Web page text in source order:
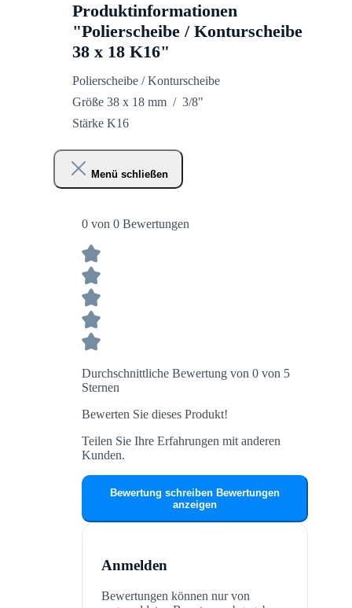
Produktinformationen
"Polierscheibe / Konturscheibe
38 x 18 K16"
Polierscheibe / Konturscheibe
Größe 38 x 18 mm / 3/8"
Stärke K16
Menü schließen
0 von 0 Bewertungen
Durchschnittliche Bewertung von 0 von 5
Sternen
Bewerten Sie dieses Produkt!
Teilen Sie Ihre Erfahrungen mit anderen
Kunden.
Bewertung schreiben Bewertungen
anzeigen
Anmelden
Bewertungen können nur von